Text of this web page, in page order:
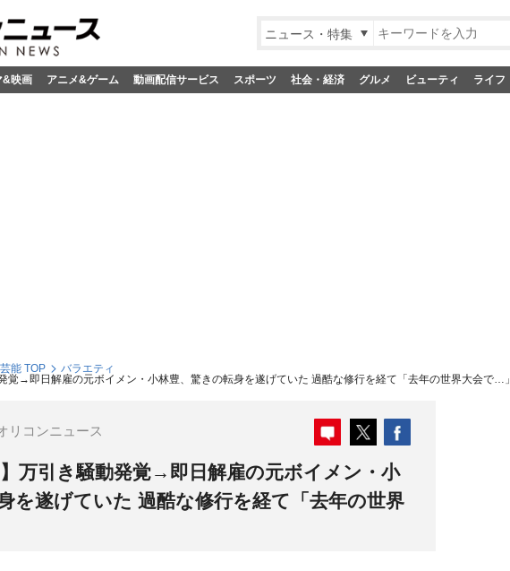
ニュース・特集
&映画 アニメ&ゲーム 動画配信サービス スポーツ 社会・経済 グルメ ビューティ ライフ
芸能 TOP
バラエティ
覚→即日解雇の元ボイメン・小林豊、驚きの転身を遂げていた 過酷な修行を経て「去年の世界大会で…」
リコンニュース
】万引き騒動発覚→即日解雇の元ボイメン・小
を遂げていた 過酷な修行を経て「去年の世界